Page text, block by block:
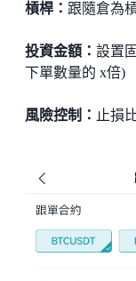
槓桿： 跟隨倉為
投資金額： 設置
下單數量的 x倍)
風險控制： 止損